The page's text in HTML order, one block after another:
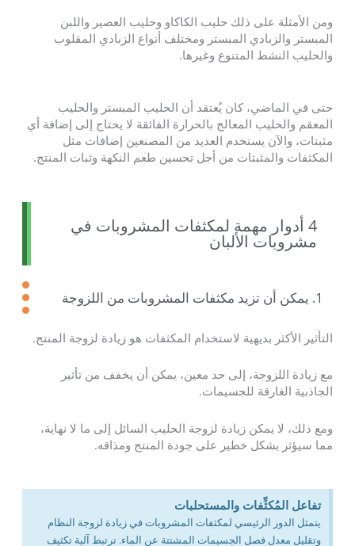
ومن الأمثلة على ذلك حليب الكاكاو وحليب العصير واللبن
المبستر والزبادي المبستر ومختلف أنواع الزبادي المقلوب
والحليب النشط المتنوع وغيرها.
حتى في الماضي، كان يُعتقد أن الحليب المبستر والحليب
المعقم والحليب المعالج بالحرارة الفائقة لا يحتاج إلى إضافة أي
مثبتات، والآن يستخدم العديد من المصنعين إضافات مثل
المكثفات والمثبتات من أجل تحسين طعم النكهة وثبات المنتج.
4 أدوار مهمة لمكثفات المشروبات في
مشروبات الألبان
1. يمكن أن تزيد مكثفات المشروبات من اللزوجة
التأثير الأكثر بديهية لاستخدام المكثفات هو زيادة لزوجة المنتج.
مع زيادة اللزوجة، إلى حد معين، يمكن أن يخفف من تأثير
الجاذبية الغارقة للجسيمات.
ومع ذلك، لا يمكن زيادة لزوجة الحليب السائل إلى ما لا نهاية،
مما سيؤثر بشكل خطير على جودة المنتج ومذاقه.
تفاعل المُكثِّفات والمستحلبات
يتمثل الدور الرئيسي لمكثفات المشروبات في زيادة لزوجة النظام
وتقليل معدل فصل الجسيمات المشتتة عن الماء. ترتبط آلية تكثيف